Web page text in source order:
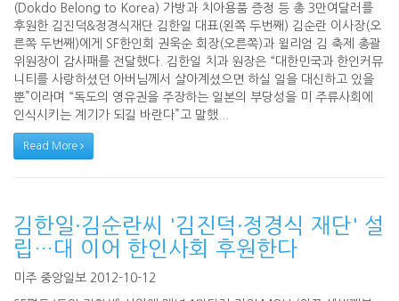
(Dokdo Belong to Korea) 가방과 치아용품 증정 등 총 3만여달러를
후원한 김진덕&정경식재단 김한일 대표(왼쪽 두번째) 김순란 이사장(오
른쪽 두번째)에게 SF한인회 권욱순 회장(오른쪽)과 윌리엄 김 축제 총괄
위원장이 감사패를 전달했다. 김한일 치과 원장은 “대한민국과 한인커뮤
니티를 사랑하셨던 아버님께서 살아계셨으면 하실 일을 대신하고 있을
뿐”이라며 “독도의 영유권을 주장하는 일본의 부당성을 미 주류사회에
인식시키는 계기가 되길 바란다”고 말했...
Read More
김한일·김순란씨 '김진덕·정경식 재단' 설
립…대 이어 한인사회 후원한다
미주 중앙일보 2012-10-12